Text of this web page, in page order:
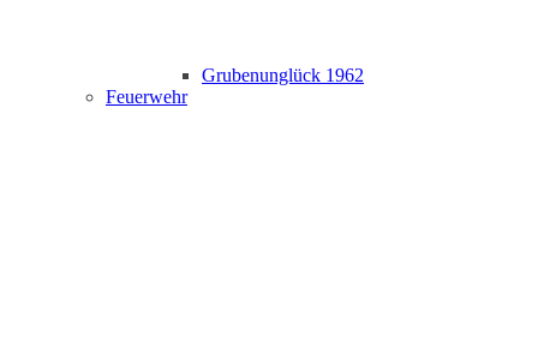
Grubenunglück 1962
Feuerwehr